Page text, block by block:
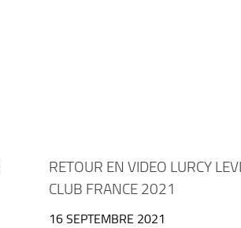
RETOUR EN VIDEO LURCY
CLUB FRANCE 2021
16 SEPTEMBRE 2021